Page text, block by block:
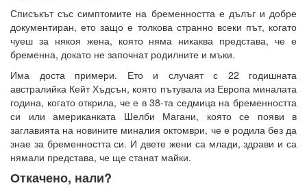
Списъкът със симптомите на бременността е дълъг и добре
документиран, ето защо е толкова странно всеки път, когато
чуеш за някоя жена, която няма никаква представа, че е
бременна, докато не започнат родилните и мъки.
Има доста примери. Ето и случаят с 22 годишната
австралийка Кейт Хъдсън, която пътувала из Европа миналата
година, когато открила, че е в 38-та седмица на бременността
си или американката Шелби Магани, която се появи в
заглавията на новините миналия октомври, че е родила без да
знае за бременността си. И двете жени са млади, здрави и са
нямали представа, че ще станат майки.
Откачено, нали?